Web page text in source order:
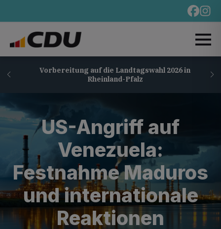
Vorbereitung auf die Landtagswahl 2026 in
Rheinland-Pfalz
US-Angriff auf
Venezuela:
Festnahme Maduros
und internationale
Reaktionen